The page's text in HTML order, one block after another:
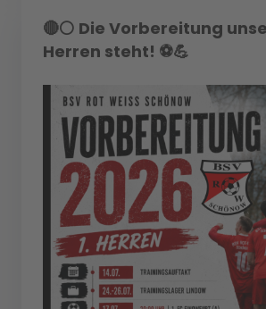
🔴⚪ Die Vorbereitung
Herren steht! ⚽💪